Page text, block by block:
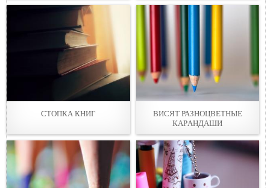
СТОПКА КНИГ
ВИСЯТ РАЗНОЦВЕТНЫЕ
КАРAНДАШИ